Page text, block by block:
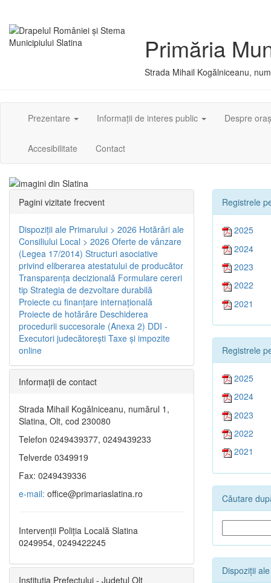
Primăria
Strada Mihail Kogălniceanu,
Prezentare Informații de interes public Despre oraș
Accesibilitate Contact
Registrele
2025
2024
2023
2022
2021
Registrele
2025
2024
2023
2022
2021
Căutare
Dispoziții
Pagini vizitate frecvent
Dispoziţii ale Primarului > 2026 Hotărâri ale
Consiliului Local > 2026 Oferte de vânzare
(Legea 17/2014) Structuri asociative
privind eliberarea atestatului de producător
Transparenţa decizională Formulare cereri
tip Strategia de dezvoltare durabilă
Proiecte cu finanţare internaţională
Proiecte de hotărâre Deschiderea
procedurii succesorale (Anexa 2) DDI -
Executori judecătorești Taxe şi impozite
online
Informaţii de contact
Strada Mihail Kogălniceanu, numărul 1,
Slatina, Olt, cod 230080
Telefon 0249439377, 0249439233
Telverde 0349919
Fax: 0249439336
e-mail: office@primariaslatina.ro
Intervenții Poliția Locală Slatina
0249954, 0249422245
Instituția Prefectului - Județul Olt